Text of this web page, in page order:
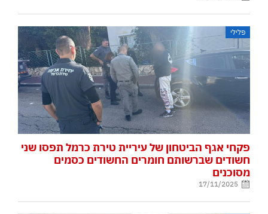
פלילי
פקחי אגף הביטחון של עיריית טירת כרמל תפסו שני
חשודים שברשותם חומרים החשודים כסמים
מסוכנים
17/11/2025